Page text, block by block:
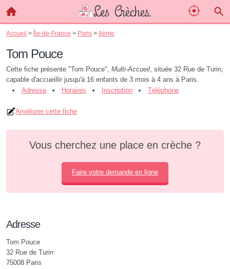
Accueil > Île-de-France > Paris > 8ème
Tom Pouce
Cette fiche présente "Tom Pouce", Multi-Accueil, située 32 Rue de Turin,
capable d'accueillir jusqu'à 16 enfants de 3 mois à 4 ans à Paris.
Adresse
Horaires Inscription Téléphone
Améliorer cette fiche
Vous cherchez une place en crèche ?
Faire votre demande en ligne
Adresse
Tom Pouce
32 Rue de Turin
75008 Paris